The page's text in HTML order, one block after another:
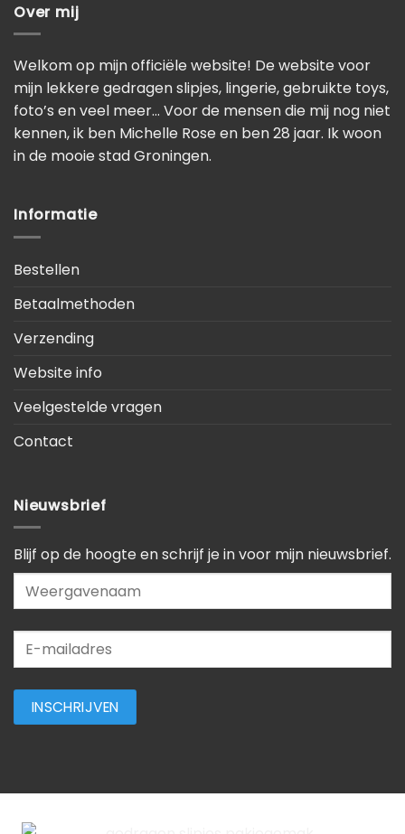
Over mij
Welkom op mijn officiële website! De website voor
mijn lekkere gedragen slipjes, lingerie, gebruikte toys,
foto’s en veel meer… Voor de mensen die mij nog niet
kennen, ik ben Michelle Rose en ben 28 jaar. Ik woon
in de mooie stad Groningen.
Informatie
Bestellen
Betaalmethoden
Verzending
Website info
Veelgestelde vragen
Contact
Nieuwsbrief
Blijf op de hoogte en schrijf je in voor mijn nieuwsbrief.